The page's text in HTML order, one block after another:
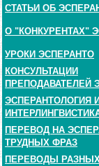
СТАТЬИ ОБ
О "КОНКУРЕНТАХ"
УРОКИ ЭСПЕРАНТО
КОНСУЛЬТАЦИИ
ПРЕПОДАВАТЕЛЕЙ
ЭСПЕРАНТОЛОГИЯ И
ПЕРЕВОД НА
ТРУДНЫХ ФРАЗ
ПЕРЕВОДЫ